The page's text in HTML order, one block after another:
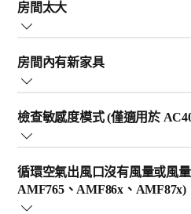
您也可以在使用手冊中找到特
無法改善空氣品質。請在空氣
門/窗，並讓其運作至少四小時
產品。
房間太大
確認房間的大小未超過空氣清
房間內有新家具
影響。這些氣體應會在幾週後
檢查敏感度模式 (僅適用於
循環空氣出風口沒有風量或風
AMF765、AMF86x、AMF87x)